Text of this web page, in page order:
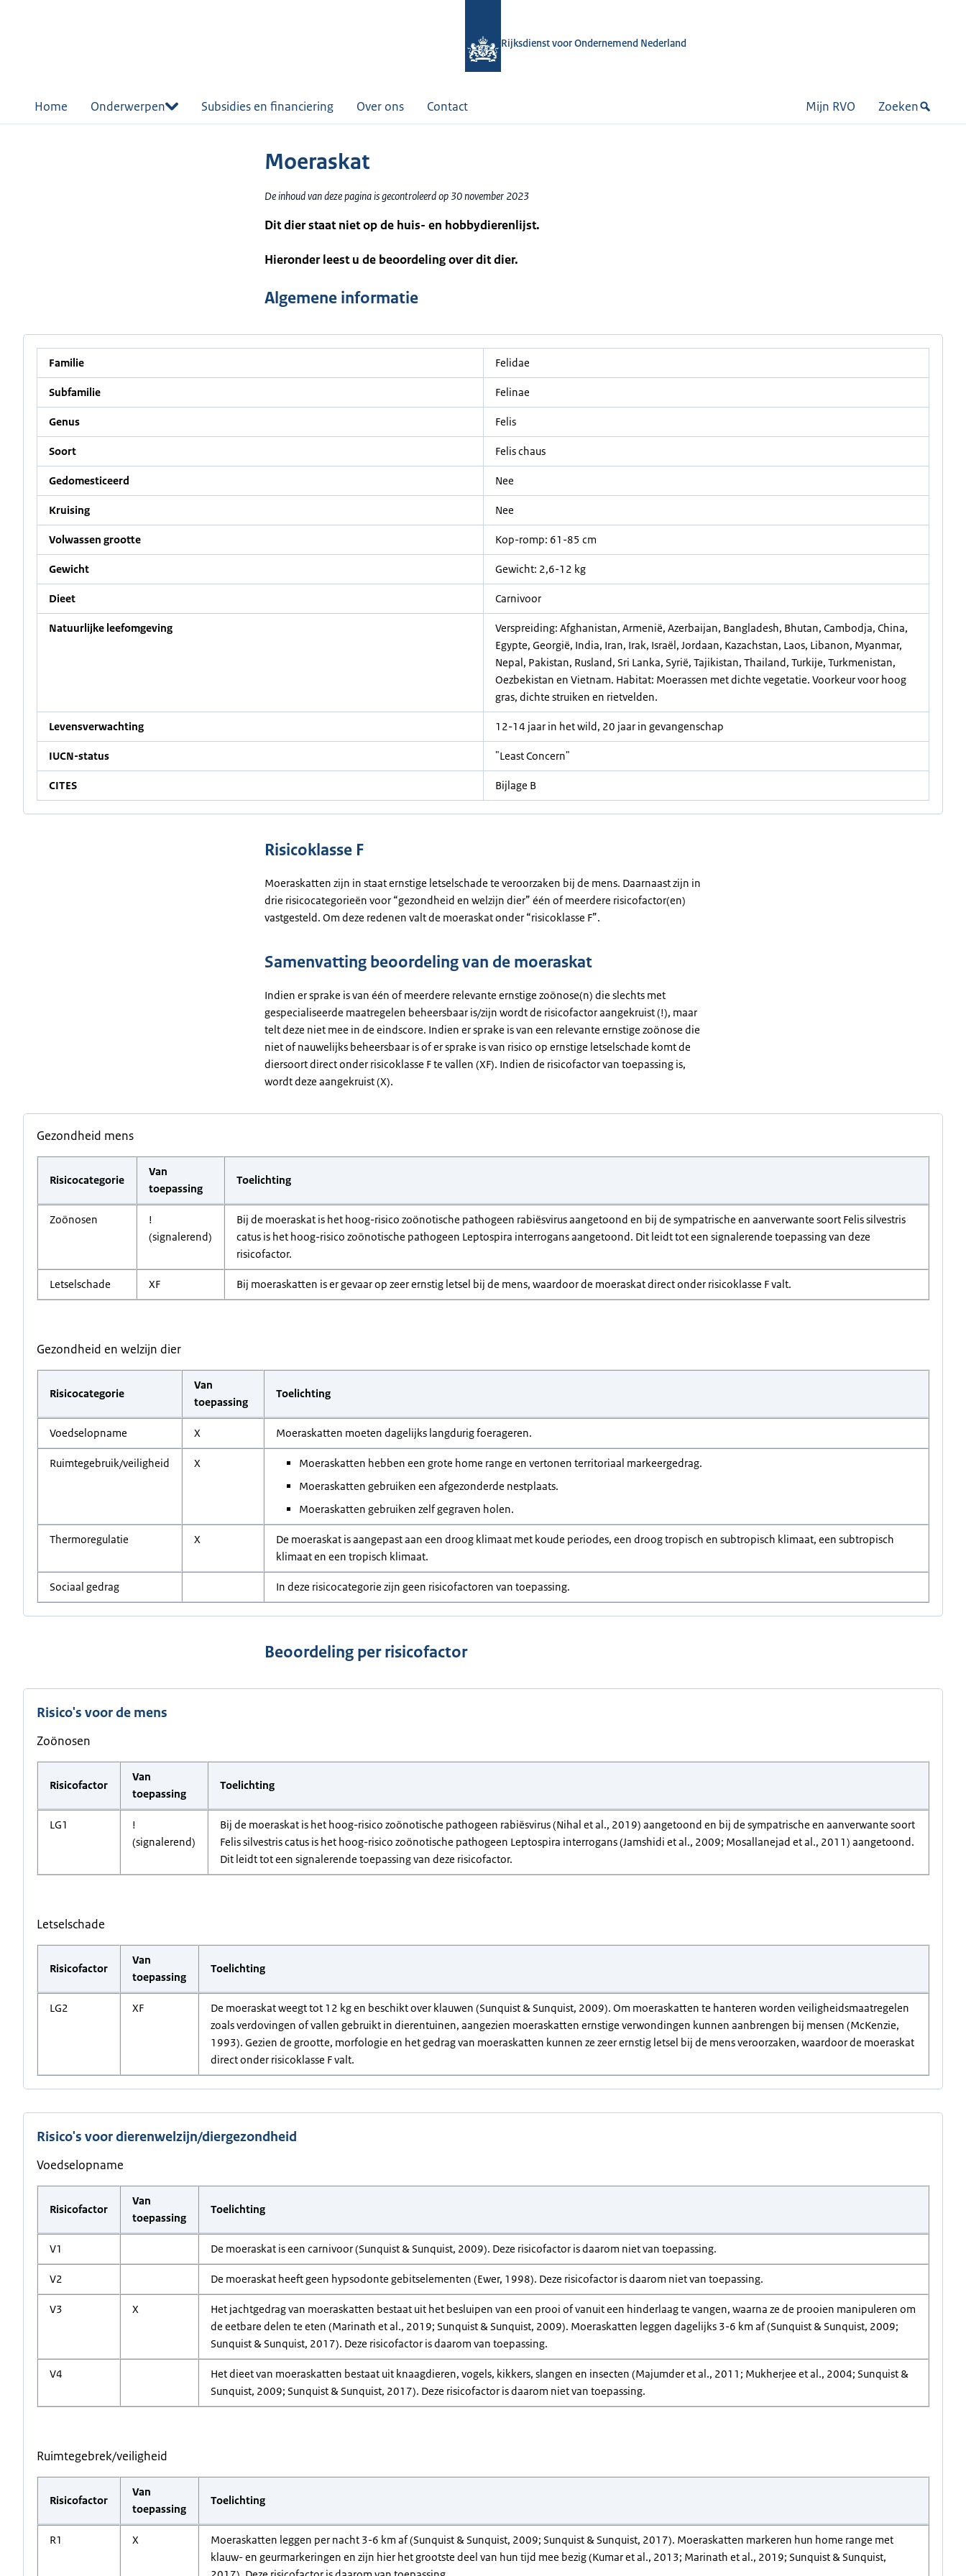
Rijksdienst voor Ondernemend Nederland
Home Onderwerpen Subsidies en financiering Over ons Contact Mijn RVO Zoeken
Moeraskat
De inhoud van deze pagina is gecontroleerd op 30 november 2023
Dit dier staat niet op de huis- en hobbydierenlijst.
Hieronder leest u de beoordeling over dit dier.
Algemene informatie
Familie Felidae
Subfamilie Felinae
Genus Felis
Soort Felis chaus
Gedomesticeerd Nee
Kruising Nee
Volwassen grootte Kop-romp: 61-85 cm
Gewicht Gewicht: 2,6-12 kg
Dieet Carnivoor
Natuurlijke leefomgeving
Verspreiding: Afghanistan, Armenië, Azerbaijan, Bangladesh, Bhutan, Cambodja, China,
Egypte, Georgië, India, Iran, Irak, Israël, Jordaan, Kazachstan, Laos, Libanon, Myanmar,
Nepal, Pakistan, Rusland, Sri Lanka, Syrië, Tajikistan, Thailand, Turkije, Turkmenistan,
Oezbekistan en Vietnam. Habitat: Moerassen met dichte vegetatie. Voorkeur voor hoog
gras, dichte struiken en rietvelden.
Levensverwachting 12-14 jaar in het wild, 20 jaar in gevangenschap
IUCN-status "Least Concern"
CITES Bijlage B
Risicoklasse F
Moeraskatten zijn in staat ernstige letselschade te veroorzaken bij de mens. Daarnaast zijn in
drie risicocategorieën voor “gezondheid en welzijn dier” één of meerdere risicofactor(en)
vastgesteld. Om deze redenen valt de moeraskat onder “risicoklasse F”.
Samenvatting beoordeling van de moeraskat
Indien er sprake is van één of meerdere relevante ernstige zoönose(n) die slechts met
gespecialiseerde maatregelen beheersbaar is/zijn wordt de risicofactor aangekruist (!), maar
telt deze niet mee in de eindscore. Indien er sprake is van een relevante ernstige zoönose die
niet of nauwelijks beheersbaar is of er sprake is van risico op ernstige letselschade komt de
diersoort direct onder risicoklasse F te vallen (XF). Indien de risicofactor van toepassing is,
wordt deze aangekruist (X).
Gezondheid mens
Risicocategorie
Van
toepassing
Toelichting
Zoönosen
!
(signalerend)
Bij de moeraskat is het hoog-risico zoönotische pathogeen rabiësvirus aangetoond en bij de sympatrische en aanverwante soort Felis silvestris
catus is het hoog-risico zoönotische pathogeen Leptospira interrogans aangetoond. Dit leidt tot een signalerende toepassing van deze
risicofactor.
Letselschade XF Bij moeraskatten is er gevaar op zeer ernstig letsel bij de mens, waardoor de moeraskat direct onder risicoklasse F valt.
Gezondheid en welzijn dier
Risicocategorie
Van
toepassing
Toelichting
Voedselopname X Moeraskatten moeten dagelijks langdurig foerageren.
Ruimtegebruik/veiligheid X
Moeraskatten hebben een grote home range en vertonen territoriaal markeergedrag.
Moeraskatten gebruiken een afgezonderde nestplaats.
Moeraskatten gebruiken zelf gegraven holen.
Thermoregulatie X
De moeraskat is aangepast aan een droog klimaat met koude periodes, een droog tropisch en subtropisch klimaat, een subtropisch
klimaat en een tropisch klimaat.
Sociaal gedrag In deze risicocategorie zijn geen risicofactoren van toepassing.
Beoordeling per risicofactor
Risico's voor de mens
Zoönosen
Risicofactor
Van
toepassing
Toelichting
LG1
!
(signalerend)
Bij de moeraskat is het hoog-risico zoönotische pathogeen rabiësvirus (Nihal et al., 2019) aangetoond en bij de sympatrische en aanverwante soort
Felis silvestris catus is het hoog-risico zoönotische pathogeen Leptospira interrogans (Jamshidi et al., 2009; Mosallanejad et al., 2011) aangetoond.
Dit leidt tot een signalerende toepassing van deze risicofactor.
Letselschade
Risicofactor
Van
toepassing
Toelichting
LG2 XF
De moeraskat weegt tot 12 kg en beschikt over klauwen (Sunquist & Sunquist, 2009). Om moeraskatten te hanteren worden veiligheidsmaatregelen
zoals verdovingen of vallen gebruikt in dierentuinen, aangezien moeraskatten ernstige verwondingen kunnen aanbrengen bij mensen (McKenzie,
1993). Gezien de grootte, morfologie en het gedrag van moeraskatten kunnen ze zeer ernstig letsel bij de mens veroorzaken, waardoor de moeraskat
direct onder risicoklasse F valt.
Risico's voor dierenwelzijn/diergezondheid
Voedselopname
Risicofactor
Van
toepassing
Toelichting
V1 De moeraskat is een carnivoor (Sunquist & Sunquist, 2009). Deze risicofactor is daarom niet van toepassing.
V2 De moeraskat heeft geen hypsodonte gebitselementen (Ewer, 1998). Deze risicofactor is daarom niet van toepassing.
V3 X
Het jachtgedrag van moeraskatten bestaat uit het besluipen van een prooi of vanuit een hinderlaag te vangen, waarna ze de prooien manipuleren om
de eetbare delen te eten (Marinath et al., 2019; Sunquist & Sunquist, 2009). Moeraskatten leggen dagelijks 3-6 km af (Sunquist & Sunquist, 2009;
Sunquist & Sunquist, 2017). Deze risicofactor is daarom van toepassing.
V4
Het dieet van moeraskatten bestaat uit knaagdieren, vogels, kikkers, slangen en insecten (Majumder et al., 2011; Mukherjee et al., 2004; Sunquist &
Sunquist, 2009; Sunquist & Sunquist, 2017). Deze risicofactor is daarom niet van toepassing.
Ruimtegebrek/veiligheid
Risicofactor
Van
toepassing
Toelichting
R1 X
Moeraskatten leggen per nacht 3-6 km af (Sunquist & Sunquist, 2009; Sunquist & Sunquist, 2017). Moeraskatten markeren hun home range met
klauw- en geurmarkeringen en zijn hier het grootste deel van hun tijd mee bezig (Kumar et al., 2013; Marinath et al., 2019; Sunquist & Sunquist,